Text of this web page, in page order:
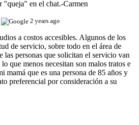
"queja" en el chat.-Carmen
2 years ago
a costos accesibles. Algunos de los
de servicio, sobre todo en el área de
las personas que solicitan el servicio van
que menos necesitan son malos tratos e
mamá que es una persona de 85 años y
preferencial por consideración a su